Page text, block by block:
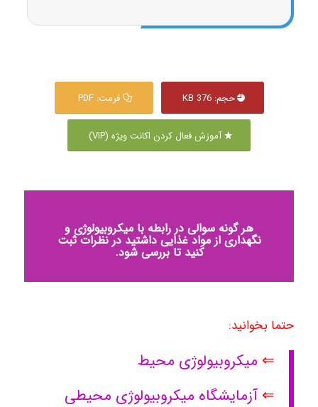
حجم: 376 KB فرمت: PDF
آموزش فعال کردن اکانت ویژه (VIP)
هر گونه سوالی در رابطه با میکروبیولوژی و
نگهداری از مواد غذایی داشتید در نظرات ثبت
کنید تا بررسی شود.
حتما بخوانید:
⇐ میکروبیولوژی محیط
⇐ آزمایشگاه میکروبیولوژی محیطی